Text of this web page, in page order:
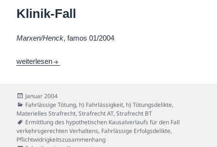
Klinik-Fall
Marxen/Henck, famos 01/2004
Klinik-Fall
weiterlesen
Veröffentlicht
am
Januar 2004
Kategorien
Fahrlässige Tötung, h) Fahrlässigkeit, h) Tötungsdelikte,
Materielles Strafrecht,Strafrecht AT,Strafrecht BT
Schlagwörter
Ermittlung des hypothetischen Kausalverlaufs für den Fall
verkehrsgerechten Verhaltens, Fahrlässige Erfolgsdelikte,
Pflichtwidrigkeitszusammenhang